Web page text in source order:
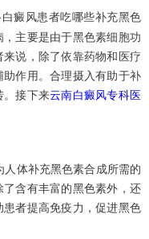
癜风患者吃哪些补充黑色
主要是由于黑色素细胞功
说，除了依靠药物和医疗
作用。合理摄入有助于补
。接下来云南白癜风专科医
体补充黑色素合成所需的
含有丰富的黑色素外，还
者提高免疫力，促进黑色